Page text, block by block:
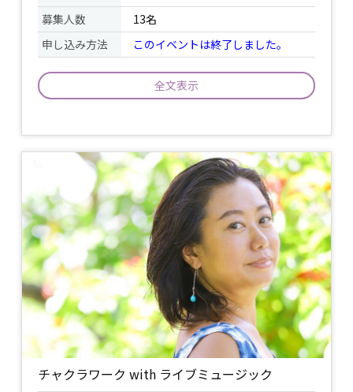
募集人数
13名
申し込み方法
このイベントは終了しました。
全文表示
イベント
について
Relax Flow Yoga By MatsumotoRio 健
康的な毎日を送りたいけど身体が堅いか
らヨガが出来ない。ヨガってトレーニン
グでしょ？ハードだからわたしには出来
ない。とヨガに対してイメージを持ち続
け日々が過ぎている。。という方へむけ
た、初心者向けのレッスンです。 流れる
ように動くフローで気持ちよく呼吸をリ
ードしていきます。 ※スタジオ初体験者
限定特別クラスとなります。 ※男女可能
※個人カメラでの撮影、録音、録画の禁
止。 ※オフィシャルカメラが入ります。
※メンバー登録された方にはサイン付き
My Yoga Book。 マット。ビオロジート
ラベルセットをギフトさせていただきま
す。
チャクラワーク with ライブミュージック